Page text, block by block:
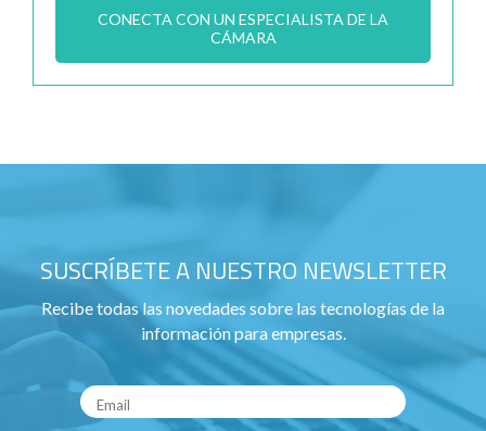
CONECTA CON UN ESPECIALISTA DE LA
CÁMARA
SUSCRÍBETE A NUESTRO NEWSLETTER
Recibe todas las novedades sobre las tecnologías de la
información para empresas.